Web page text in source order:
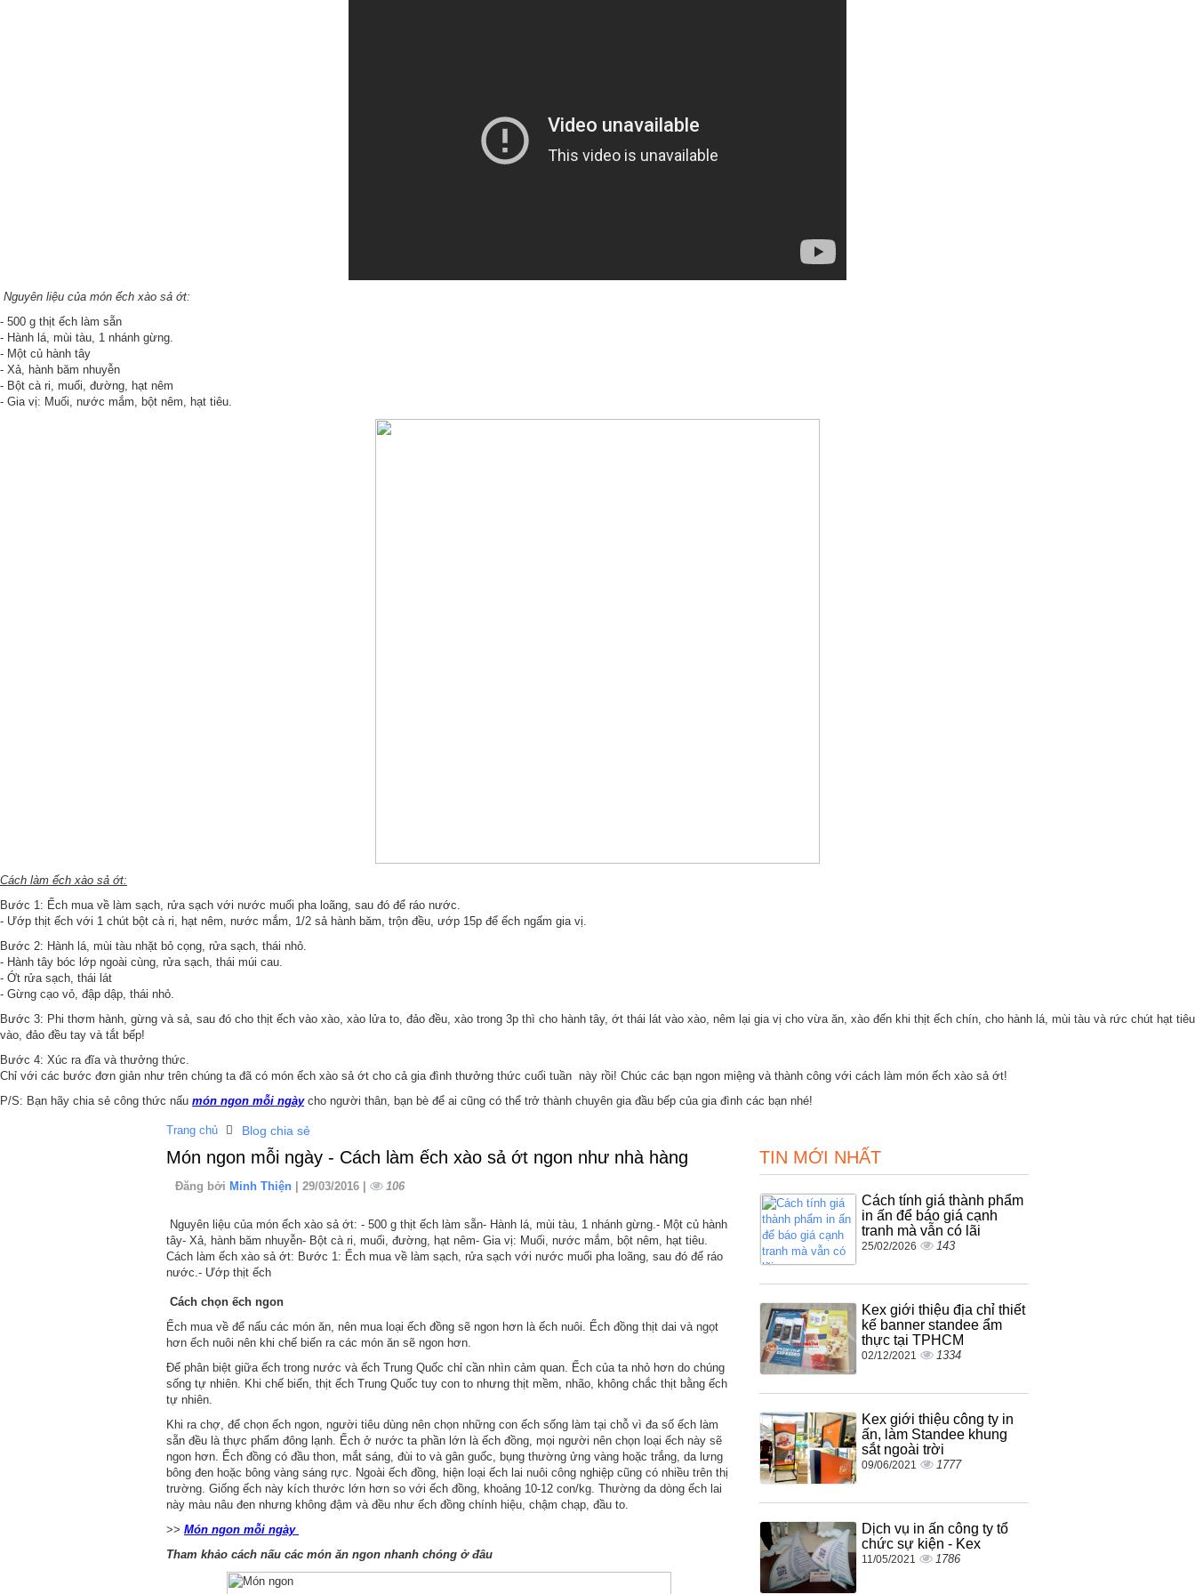
Nguyên liệu của món ếch xào sả ớt:
- 500 g thịt ếch làm sẵn
- Hành lá, mùi tàu, 1 nhánh gừng.
- Một củ hành tây
- Xả, hành băm nhuyễn
- Bột cà ri, muối, đường, hạt nêm
- Gia vị: Muối, nước mắm, bột nêm, hạt tiêu.
Cách làm ếch xào sả ớt:
Bước 1: Ếch mua về làm sạch, rửa sạch với nước muối pha loãng, sau đó để ráo nước.
- Ướp thịt ếch với 1 chút bột cà ri, hạt nêm, nước mắm, 1/2 sả hành băm, trộn đều, ướp 15p để ếch ngấm gia vị.
Bước 2: Hành lá, mùi tàu nhặt bỏ cọng, rửa sạch, thái nhỏ.
- Hành tây bóc lớp ngoài cùng, rửa sạch, thái múi cau.
- Ớt rửa sạch, thái lát
- Gừng cạo vỏ, đập dập, thái nhỏ.
Bước 3: Phi thơm hành, gừng và sả, sau đó cho thịt ếch vào xào, xào lửa to, đảo đều, xào trong 3p thì cho hành tây, ớt thái lát vào xào, nêm lại gia vị cho vừa ăn, xào đến khi thịt ếch chín, cho hành lá, mùi tàu và rức chút hạt tiêu
vào, đảo đều tay và tắt bếp!
Bước 4: Xúc ra đĩa và thưởng thức.
Chỉ với các bước đơn giản như trên chúng ta đã có món ếch xào sả ớt cho cả gia đình thưởng thức cuối tuần này rồi! Chúc các bạn ngon miệng và thành công với cách làm món ếch xào sả ớt!
P/S: Bạn hãy chia sẻ công thức nấu món ngon mỗi ngàycho người thân, bạn bè để ai cũng có thể trở thành chuyên gia đầu bếp của gia đình các bạn nhé!
Trang chủ Blog chia sẻ
Món ngon mỗi ngày - Cách làm ếch xào sả ớt ngon như nhà hàng
Đăng bởi Minh Thiện | 29/03/2016 | 106
Nguyên liệu của món ếch xào sả ớt: - 500 g thịt ếch làm sẵn- Hành lá, mùi tàu, 1 nhánh gừng.- Một củ hành
tây- Xả, hành băm nhuyễn- Bột cà ri, muối, đường, hạt nêm- Gia vị: Muối, nước mắm, bột nêm, hạt tiêu.
Cách làm ếch xào sả ớt: Bước 1: Ếch mua về làm sạch, rửa sạch với nước muối pha loãng, sau đó để ráo
nước.- Ướp thịt ếch
Cách chọn ếch ngon
Ếch mua về để nấu các món ăn, nên mua loại ếch đồng sẽ ngon hơn là ếch nuôi. Ếch đồng thịt dai và ngọt
hơn ếch nuôi nên khi chế biến ra các món ăn sẽ ngon hơn.
Để phân biệt giữa ếch trong nước và ếch Trung Quốc chỉ cần nhìn cảm quan. Ếch của ta nhỏ hơn do chúng
sống tự nhiên. Khi chế biến, thịt ếch Trung Quốc tuy con to nhưng thịt mềm, nhão, không chắc thịt bằng ếch
tự nhiên.
Khi ra chợ, để chọn ếch ngon, người tiêu dùng nên chọn những con ếch sống làm tại chỗ vì đa số ếch làm
sẵn đều là thực phẩm đông lạnh. Ếch ở nước ta phần lớn là ếch đồng, mọi người nên chọn loại ếch này sẽ
ngon hơn. Ếch đồng có đầu thon, mắt sáng, đùi to và gân guốc, bụng thường ửng vàng hoặc trắng, da lưng
bông đen hoặc bông vàng sáng rực. Ngoài ếch đồng, hiện loại ếch lai nuôi công nghiệp cũng có nhiều trên thị
trường. Giống ếch này kích thước lớn hơn so với ếch đồng, khoảng 10-12 con/kg. Thường da dòng ếch lai
này màu nâu đen nhưng không đậm và đều như ếch đồng chính hiệu, chậm chạp, đầu to.
>> Món ngon mỗi ngày
Tham khảo cách nấu các món ăn ngon nhanh chóng ở đâu
TIN MỚI NHẤT
Cách tính giá thành phẩm
in ấn để báo giá cạnh
tranh mà vẫn có lãi
25/02/2026 143
Kex giới thiệu địa chỉ thiết
kế banner standee ẩm
thực tại TPHCM
02/12/2021 1334
Kex giới thiệu công ty in
ấn, làm Standee khung
sắt ngoài trời
09/06/2021 1777
Dịch vụ in ấn công ty tổ
chức sự kiện - Kex
11/05/2021 1786